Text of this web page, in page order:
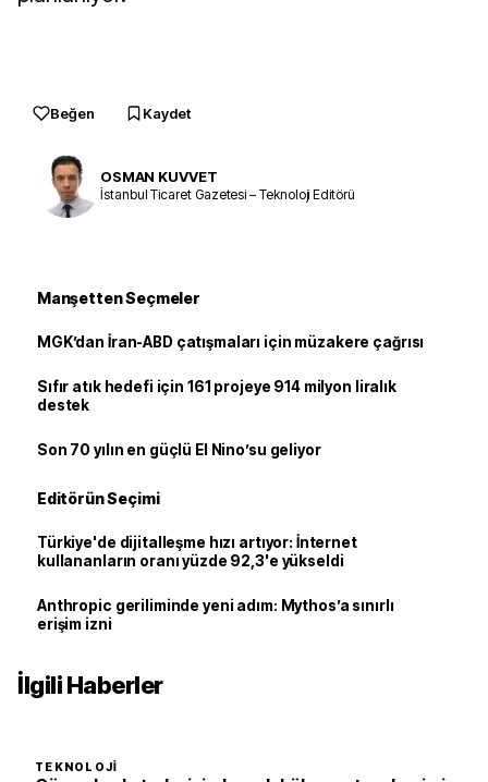
Beğen Kaydet
OSMAN KUVVET
İstanbul Ticaret Gazetesi – Teknoloji Editörü
Manşetten Seçmeler
MGK’dan İran-ABD çatışmaları için müzakere çağrısı
Sıfır atık hedefi için 161 projeye 914 milyon liralık
destek
Son 70 yılın en güçlü El Nino’su geliyor
Editörün Seçimi
Türkiye'de dijitalleşme hızı artıyor: İnternet
kullananların oranı yüzde 92,3'e yükseldi
Anthropic geriliminde yeni adım: Mythos’a sınırlı
erişim izni
İlgili Haberler
TEKNOLOJI